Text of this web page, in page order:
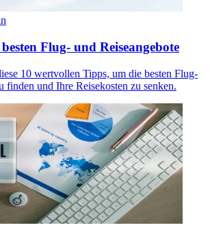
Flug- und Reiseangebote
10 wertvollen Tipps, um die besten Flug-
finden und Ihre Reisekosten zu senken.